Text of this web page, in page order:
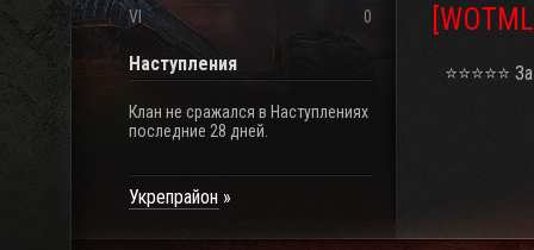
VI
0
Наступления
Клан не сражался в Наступлениях
последние 28 дней.
Укрепрайон
⭐⭐⭐⭐⭐